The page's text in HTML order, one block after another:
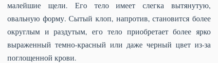
малейшие щели. Его тело имеет слегка вытянутую,
овальную форму. Сытый клоп, напротив, становится более
округлым и раздутым, его тело приобретает более ярко
выраженный темно-красный или даже черный цвет из-за
поглощенной крови.